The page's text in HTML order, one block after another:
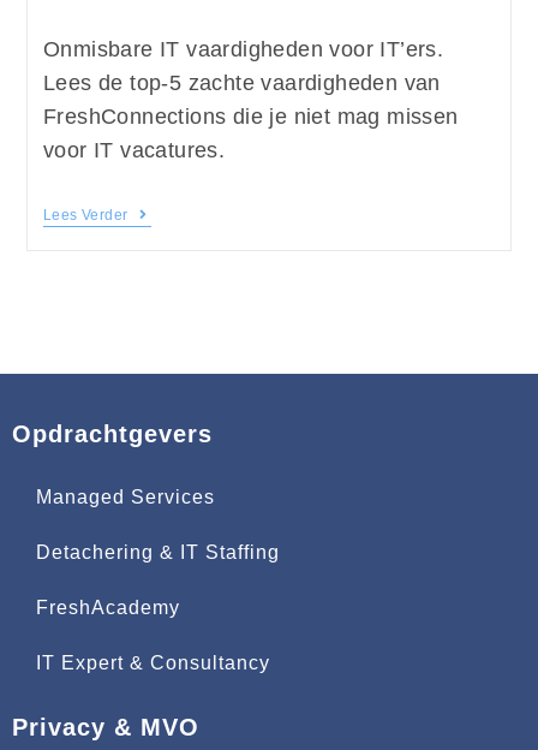
Onmisbare IT vaardigheden voor IT’ers.
Lees de top-5 zachte vaardigheden van
FreshConnections die je niet mag missen
voor IT vacatures.
Lees Verder
Opdrachtgevers
Managed Services
Detachering & IT Staffing
FreshAcademy
IT Expert & Consultancy
Privacy & MVO